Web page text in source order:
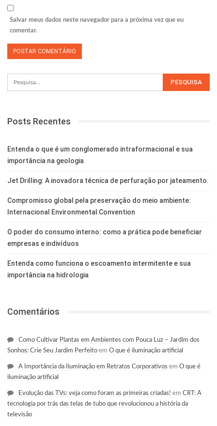
Salvar meus dados neste navegador para a próxima vez que eu
comentar.
Posts Recentes
Entenda o que é um conglomerado intraformacional e sua
importância na geologia
Jet Drilling: A inovadora técnica de perfuração por jateamento.
Compromisso global pela preservação do meio ambiente:
Internacional Environmental Convention
O poder do consumo interno: como a prática pode beneficiar
empresas e indivíduos
Entenda como funciona o escoamento intermitente e sua
importância na hidrologia
Comentários
Como Cultivar Plantas em Ambientes com Pouca Luz – Jardim dos
Sonhos: Crie Seu Jardim Perfeito em O que é iluminação artificial
A Importância da Iluminação em Retratos Corporativos em O que é
iluminação artificial
Evolução das TVs: veja como foram as primeiras criadas! em CRT: A
tecnologia por trás das telas de tubo que revolucionou a história da
televisão